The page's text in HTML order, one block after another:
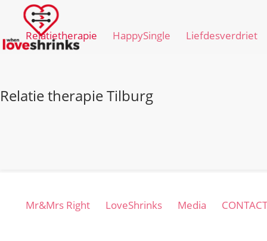
Relatietherapie HappySingle Liefdesverdriet
Mr&Mrs Right LoveShrinks Media CONTACT
Relatie therapie Tilburg